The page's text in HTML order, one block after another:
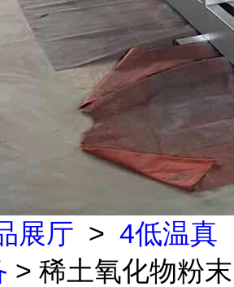
展厅 > 4低温真
> 稀土氧化物粉末